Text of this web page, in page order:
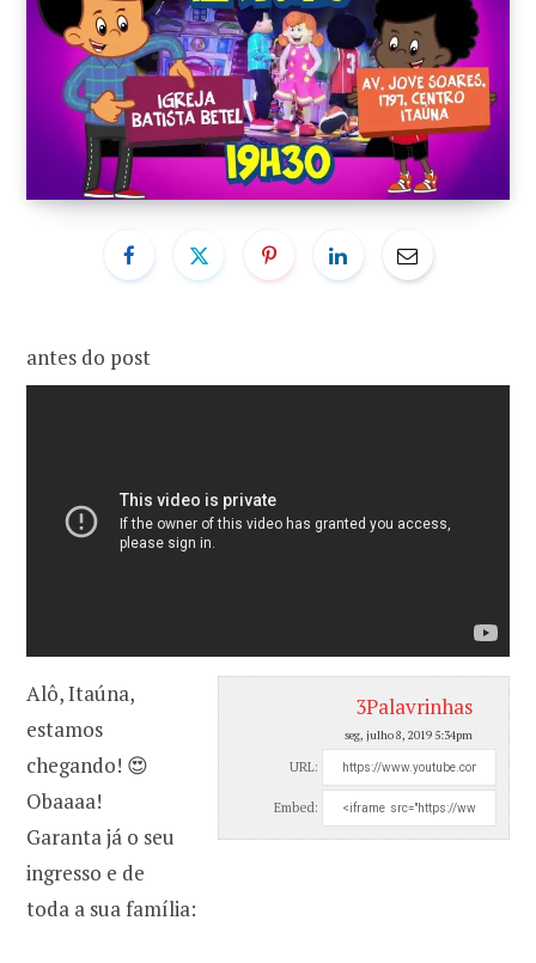
o
k
r
a
m
antes do post
3Palavrinhas
seg, julho 8, 2019 5:34pm
URL:
Embed:
Alô, Itaúna,
estamos
chegando! 😍
Obaaaa!
Garanta já o seu
ingresso e de
toda a sua família: